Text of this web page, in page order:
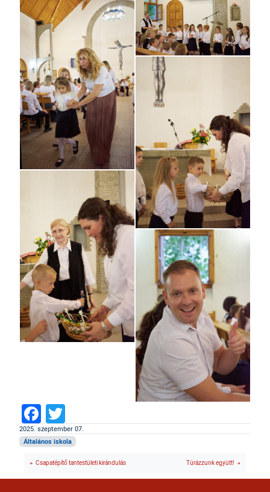
Facebook
2025. szeptember 07.
Általános iskola
Csapatépítő tantestületi kirándulás Túrázzunk együtt!